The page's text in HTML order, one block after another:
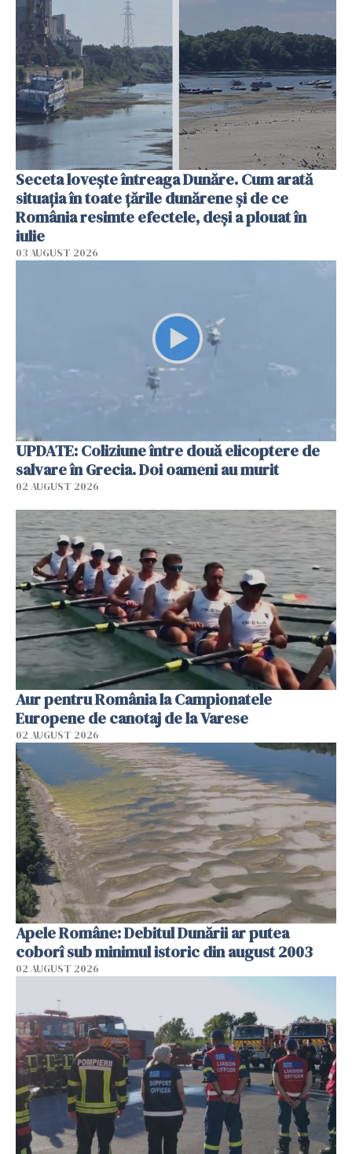
Seceta lovește întreaga Dunăre. Cum arată
situația în toate țările dunărene și de ce
România resimte efectele, deși a plouat în
iulie
03 AUGUST 2026
UPDATE: Coliziune între două elicoptere de
salvare în Grecia. Doi oameni au murit
02 AUGUST 2026
Aur pentru România la Campionatele
Europene de canotaj de la Varese
02 AUGUST 2026
Apele Române: Debitul Dunării ar putea
coborî sub minimul istoric din august 2003
02 AUGUST 2026